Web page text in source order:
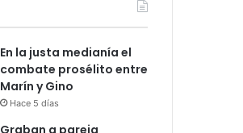
En la justa medianía el
combate prosélito entre
Marín y Gino
Hace 5 días
Graban a pareja